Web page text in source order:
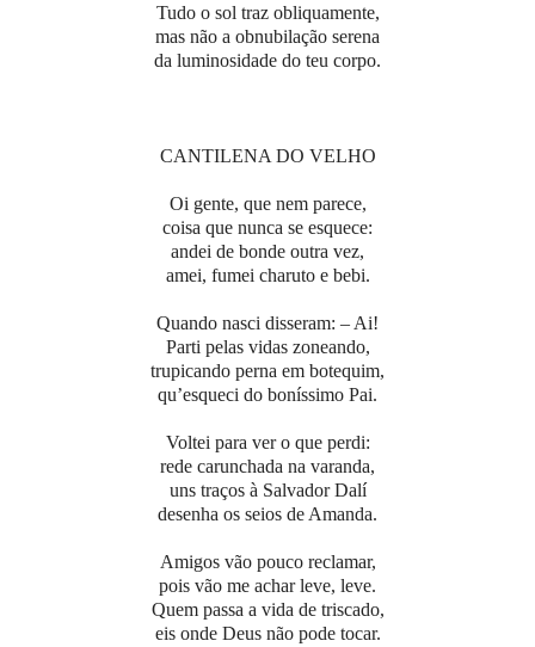
Tudo o sol traz obliquamente,
mas não a obnubilação serena
da luminosidade do teu corpo.
CANTILENA DO VELHO
Oi gente, que nem parece,
coisa que nunca se esquece:
andei de bonde outra vez,
amei, fumei charuto e bebi.
Quando nasci disseram: – Ai!
Parti pelas vidas zoneando,
trupicando perna em botequim,
qu’esqueci do boníssimo Pai.
Voltei para ver o que perdi:
rede carunchada na varanda,
uns traços à Salvador Dalí
desenha os seios de Amanda.
Amigos vão pouco reclamar,
pois vão me achar leve, leve.
Quem passa a vida de triscado,
eis onde Deus não pode tocar.